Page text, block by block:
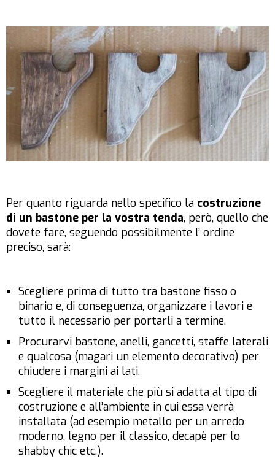
Per quanto riguarda nello specifico la costruzione
di un bastone per la vostra tenda, però, quello che
dovete fare, seguendo possibilmente l’ ordine
preciso, sarà:
Scegliere prima di tutto tra bastone fisso o
binario e, di conseguenza, organizzare i lavori e
tutto il necessario per portarli a termine.
Procurarvi bastone, anelli, gancetti, staffe laterali
e qualcosa (magari un elemento decorativo) per
chiudere i margini ai lati.
Scegliere il materiale che più si adatta al tipo di
costruzione e all’ambiente in cui essa verrà
installata (ad esempio metallo per un arredo
moderno, legno per il classico, decapè per lo
shabby chic etc.).